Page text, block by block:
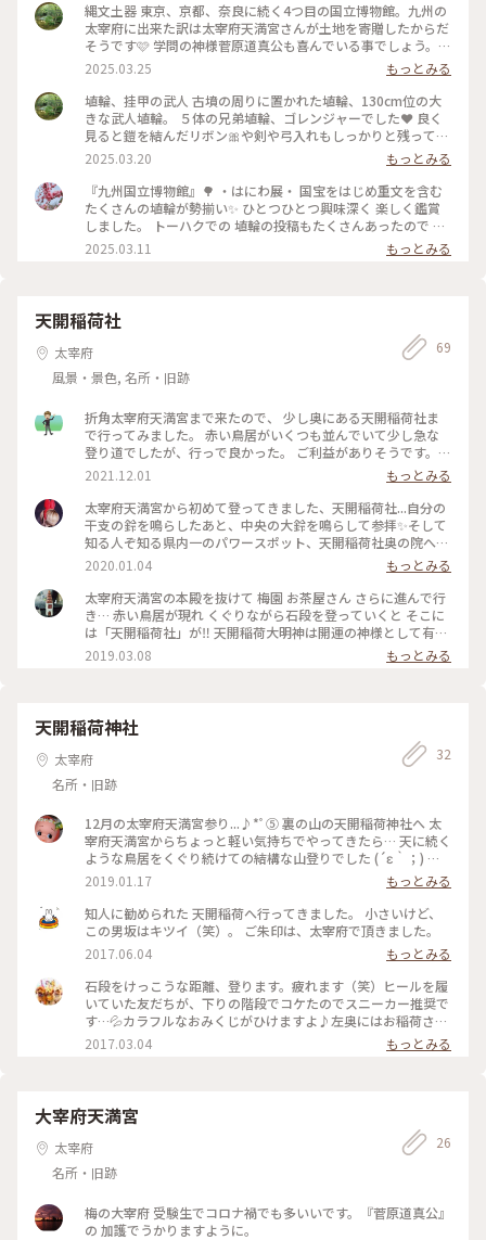
縄文土器 東京、京都、奈良に続く4つ目の国立博物館。九州の
太宰府に出来た訳は太宰府天満宮さんが土地を寄贈したからだ
そうです🩷 学問の神様菅原道真公も喜んでいる事でしょう。
エスカレーターを使うと5分位で着きます。🩷入口付近に桜🌸
が咲き始めていました… 垂れ桜🌸並木が今は綺麗でしょうね🌸
#アートな景色 #福岡 #縄文土器 #桜 #太宰府 #ご利益 #はじめ
ての投稿
2025.03.25
もっとみる
埴輪、挂甲の武人 古墳の周りに置かれた埴輪、130cm位の大
きな武人埴輪。 ５体の兄弟埴輪、ゴレンジャーでした❤️ 良く
見ると鎧を結んだリボン🎀や剣や弓入れもしっかりと残ってい
ます。 #アートな景色 #福岡 #太宰府 #埴輪 #ハニワ #はじめて
の投稿
2025.03.20
もっとみる
『九州国立博物館』🌳 ・はにわ展・ 国宝をはじめ重文を含む
たくさんの埴輪が勢揃い✨ ひとつひとつ興味深く 楽しく鑑賞
しました。 トーハクでの 埴輪の投稿もたくさんあったので 私
がおもしろいと思った 埴輪男子のお帽子ファッションを👒 ・
あごひげの男子は 長いひげをたらしとんがり帽子 なんばん往
お洒落🌟 今の化粧男子と同じ⁈ ・ その他の男子も 正装してか
ぶりものが素敵です💓 ・ 最後の方は完全に ボルサリーノハッ
ト⁈ 現代のものと変わらない ６世紀ファッションに驚きまし
た🫢 ファッションは太古の昔から 繰り返すんですね✨😆 ・ 九
州国立博物館には 初めて行きましたが 太宰府天満宮とセット
物館 #博物館巡り #ミュージアム #はにわ展 #はにわ #埴輪 #重
要文化財 #帽子 #太宰府天満宮 #太宰府 #福岡 #福岡県 #ことり
っぷ福岡 #ひとり旅
2025.03.11 もっとみる
天開稲荷社
太宰府
風景・景色, 名所・旧跡
69
折角太宰府天満宮まで来たので、 少し奥にある天開稲荷社ま
で行ってみました。 赤い鳥居がいくつも並んでいて少し急な
登り道でしたが、行っで良かった。 ご利益がありそうです。
景色も良く紅葉に目が癒され 頑張って行った甲斐あって 御朱
2021.12.01
もっとみる
太宰府天満宮から初めて登ってきました、天開稲荷社...自分の
干支の鈴を鳴らしたあと、中央の大鈴を鳴らして参拝✨そして
知る人ぞ知る県内一のパワースポット、天開稲荷社奥の院へ⛩
祠の中で参拝できます(๑˃̵ᴗ˂̵)しっかり御朱印とおみくじも♡ #
天開稲荷社 #奥の院 #太宰府天満宮 #パワースポット #おみく
じは吉 #御朱印 #神社仏閣好き
2020.01.04
もっとみる
太宰府天満宮の本殿を抜けて 梅園 お茶屋さん さらに進んで行
き… 赤い鳥居が現れ くぐりながら石段を登っていくと そこに
は「天開稲荷社」が‼︎ 天開稲荷大明神は開運の神様として有名
だそうです。 その御本殿のお隣に「天開水」といわれる飲める
お水があり しっかりと味わいながら頂きました😊 そしてその
稲荷様が祀られていました。なんともいえない不思議な空間で
神秘的でした✨ ご利益があったみたいです 無事に長男の大学
合格決まりました‼︎ #天開稲荷社 #奥の院 #太宰府天満宮 #天開
稲荷大明神 #福岡 #合格祈願
2019.03.08 もっとみる
天開稲荷神社
太宰府
名所・旧跡
32
12月の太宰府天満宮参り...♪*ﾟ⑤ 裏の山の天開稲荷神社へ 太
宰府天満宮からちょっと軽い気持ちでやってきたら… 天に続く
ような鳥居をくぐり続けての結構な山登りでした (´ε｀；) と
いっても、普通の体力の方であれば大したことないのかも？？
私はだいぶ活動不足で普通以下の体力と思考能力だったので‪‪💦‬
精根尽き果てて、休める場もなく… 上での記憶が少し曖昧… (-
∀-｀;) そんな状態で御朱印受付探してさらにウロウロ…(笑) な
い…と思って、改めてスマホで調べたら、なんと！太宰府天満
宮にて…だった！｡ ﾟ( `>ω< ) というわけで、また同じ道を戻
ったのでした‪‪⤵︎⤵︎ お参りしてから頂くものなので、間違いで
はないのですけどね💦‬ #ことりっぷ福岡 #太宰府天満宮 #天開
稲荷神社 #神社
2019.01.17
もっとみる
知人に勧められた 天開稲荷へ行ってきました。 小さいけど、
この男坂はキツイ（笑）。 ご朱印は、太宰府で頂きました。
2017.06.04
もっとみる
石段をけっこうな距離、登ります。疲れます（笑）ヒールを履
いていた友だちが、下りの階段でコケたのでスニーカー推奨で
す…💦カラフルなおみくじがひけますよ♪左奥にはお稲荷さん
がいらっしゃいました。 #天開稲荷神社 #太宰府天満宮
2017.03.04 もっとみる
大宰府天満宮
太宰府
名所・旧跡
26
梅の大宰府 受験生でコロナ禍でも多いいです。『菅原道真公』
の 加護でうかりますように。